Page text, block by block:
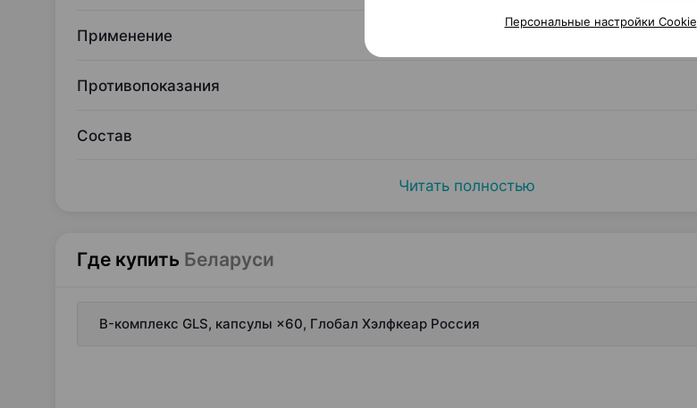
Применение
Противопоказания
Состав
Читать полностью
Где купить Беларуси
B-комплекс GLS, капсулы ×60, Глобал Хэлфкеар Россия
Персональные настройки Cookie